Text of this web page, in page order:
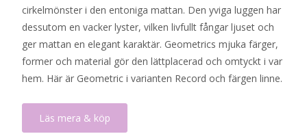
cirkelmönster i den entoniga mattan. Den yviga luggen har
dessutom en vacker lyster, vilken livfullt fångar ljuset och
ger mattan en elegant karaktär. Geometrics mjuka färger,
former och material gör den lättplacerad och omtyckt i var
hem. Här är Geometric i varianten Record och färgen linne.
Läs mera & köp